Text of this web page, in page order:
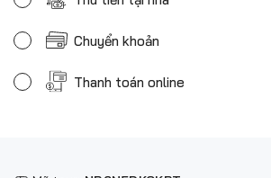
Chuyển khoản
Thanh toán online